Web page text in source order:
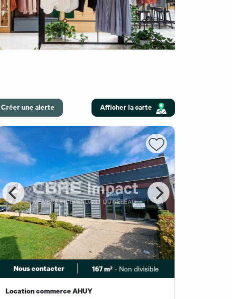
Créer une alerte Afficher la carte
Nous contacter 167 m²- Non divisible
Location commerce AHUY